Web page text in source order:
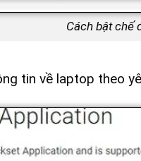
Cách bật chế
tin về laptop theo